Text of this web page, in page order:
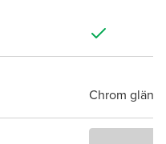
Chrom